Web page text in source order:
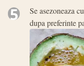
5
Se asezoneaza
dupa preferinte